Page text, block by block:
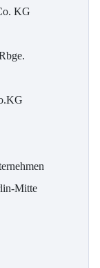
KG
Mitte